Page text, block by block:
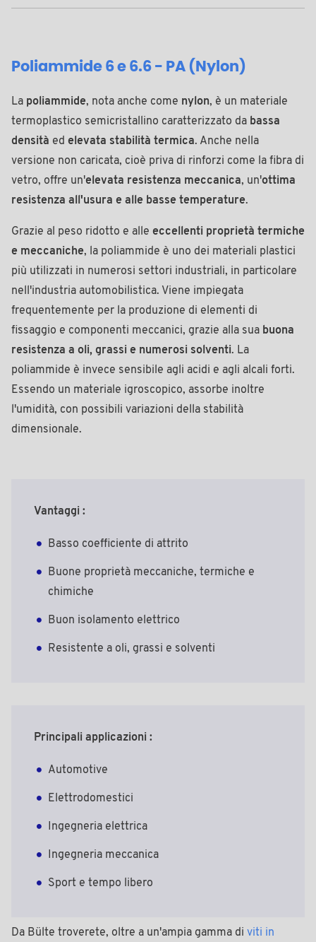
Poliammide 6 e 6.6 - PA (Nylon)
La poliammide, nota anche come nylon, è un materiale
termoplastico semicristallino caratterizzato da bassa
densità ed elevata stabilità termica. Anche nella
versione non caricata, cioè priva di rinforzi come la fibra di
vetro, offre un'elevata resistenza meccanica, un'ottima
resistenza all'usura e alle basse temperature.
Grazie al peso ridotto e alle eccellenti proprietà termiche
e meccaniche, la poliammide è uno dei materiali plastici
più utilizzati in numerosi settori industriali, in particolare
nell'industria automobilistica. Viene impiegata
frequentemente per la produzione di elementi di
fissaggio e componenti meccanici, grazie alla sua buona
resistenza a oli, grassi e numerosi solventi. La
poliammide è invece sensibile agli acidi e agli alcali forti.
Essendo un materiale igroscopico, assorbe inoltre
l'umidità, con possibili variazioni della stabilità
dimensionale.
Vantaggi :
Basso coefficiente di attrito
Buone proprietà meccaniche, termiche e
chimiche
Buon isolamento elettrico
Resistente a oli, grassi e solventi
Principali applicazioni :
Automotive
Elettrodomestici
Ingegneria elettrica
Ingegneria meccanica
Sport e tempo libero
Da Bülte troverete, oltre a un'ampia gamma di viti in